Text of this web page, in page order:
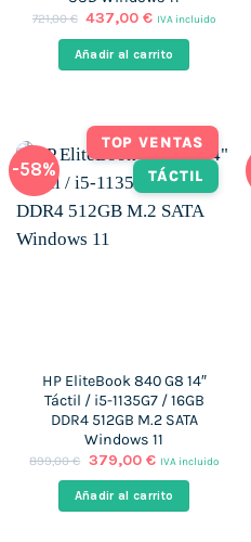
721,00€ El
original
era:
437,00€El
actual
es:
IVA incluido
Añadir al carrito
-58%
TOP VENTAS
TÁCTIL
HP EliteBook 840 G8 14″
Táctil / i5-1135G7 / 16GB
DDR4 512GB M.2 SATA
Windows 11
899,00€ El
original
era:
379,00 €El
actual
es:
IVA incluido
Añadir al carrito